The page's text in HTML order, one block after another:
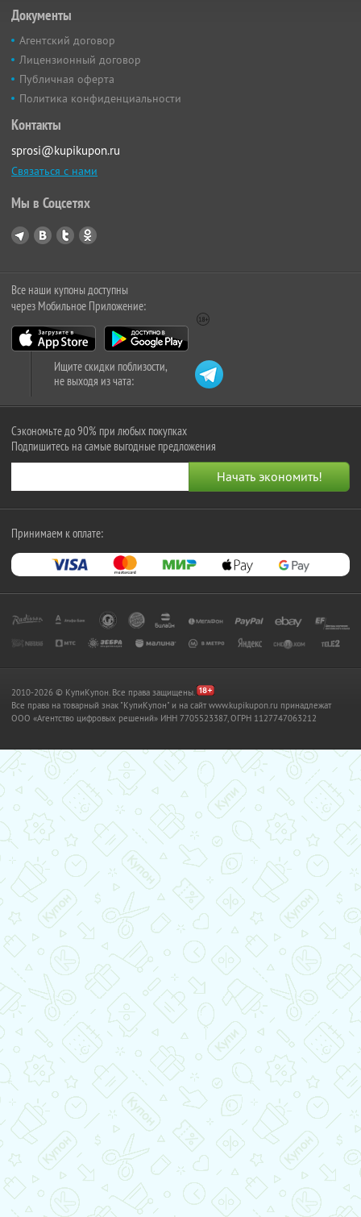
Документы
Агентский договор
Лицензионный договор
Публичная оферта
Политика конфиденциальности
Контакты
sprosi@kupikupon.ru
Связаться с нами
Мы в Соцсетях
Все наши купоны доступны
через Мобильное Приложение:
Ищите скидки поблизости,
не выходя из чата:
Сэкономьте до 90% при любых покупках
Подпишитесь на самые выгодные предложения
Принимаем к оплате:
2010-2026 © КупиКупон. Все права защищены.
Все права на товарный знак "КупиКупон" и на сайт www.kupikupon.ru принадлежат
OOO «Агентство цифровых решений» ИНН 7705523387, ОГРН 1127747063212